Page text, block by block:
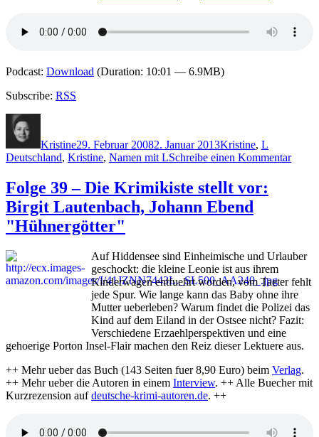
Podcast: Download (Duration: 10:01 — 6.9MB)
Subscribe: RSS
Kristine29. Februar 20082. Januar 2013Kristine, L
Deutschland, Kristine, Namen mit LSchreibe einen Kommentarzu
"Das
Folge 39 – Die Krimikiste stellt vor:
Birgit Lautenbach, Johann Ebend
"Hühnergötter"
Auf Hiddensee sind Einheimische und Urlauber
geschockt: die kleine Leonie ist aus ihrem
Kinderwagen entfuehrt worden, vom Taeter fehlt
jede Spur. Wie lange kann das Baby ohne ihre
Mutter ueberleben? Warum findet die Polizei das
Kind auf dem Eiland in der Ostsee nicht? Fazit:
Verschiedene Erzaehlperspektiven und eine
gehoerige Porton Insel-Flair machen den Reiz dieser Lektuere aus.
++ Mehr ueber das Buch (143 Seiten fuer 8,90 Euro) beim Verlag.
++ Mehr ueber die Autoren in einem Interview. ++ Alle Buecher mit
Kurzrezension aufdeutsche-krimi-autoren.de. ++